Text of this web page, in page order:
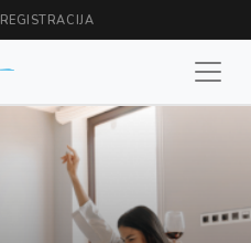
REGISTRACIJA